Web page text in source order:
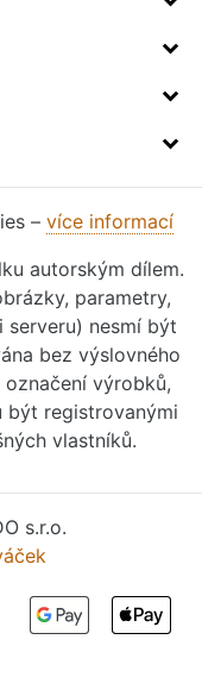
– více informací
autorským dílem.
parametry,
nesmí být
bez výslovného
výrobků,
být registrovanými
vlastníků.
s.r.o.